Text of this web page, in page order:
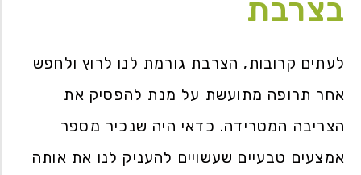
בצרבת
לעתים קרובות, הצרבת גורמת לנו לרוץ ולחפש
אחר תרופה מתועשת על מנת להפסיק את
הצריבה המטרידה. כדאי היה שנכיר מספר
אמצעים טבעיים שעשויים להעניק לנו את אותה